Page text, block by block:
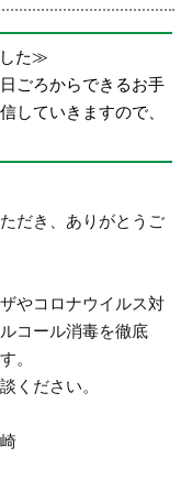
た≫
ごろからできるお手
していきますので、
だき、ありがとうご
やコロナウイルス対
コール消毒を徹底
。
ください。